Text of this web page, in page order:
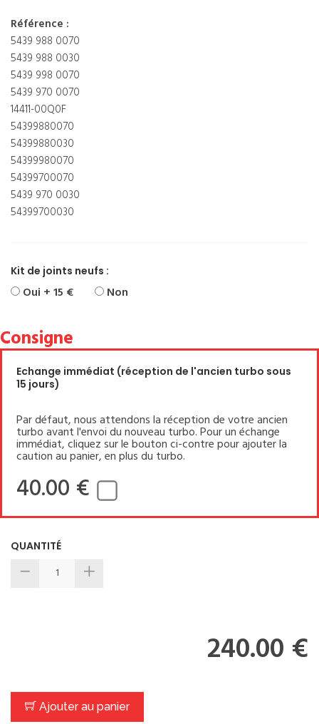
Référence :
5439 988 0070
5439 988 0030
5439 998 0070
5439 970 0070
14411-00Q0F
54399880070
54399880030
54399980070
54399700070
5439 970 0030
54399700030
Kit de joints neufs :
Oui + 15 € Non
Consigne
Echange immédiat (réception de l'ancien turbo sous
15 jours)
Par défaut, nous attendons la réception de votre ancien
turbo avant l'envoi du nouveau turbo. Pour un échange
immédiat, cliquez sur le bouton ci-contre pour ajouter la
caution au panier, en plus du turbo.
40.00 €
QUANTITÉ
240.00 €
Ajouter au panier